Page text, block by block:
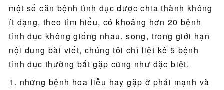
một số căn bệnh tình dục được chia thành không
ít dạng, theo tìm hiểu, có khoảng hơn 20 bệnh
tình dục không giống nhau. song, trong giới hạn
nội dung bài viết, chúng tôi chỉ liệt kê 5 bệnh
tình dục thường bắt gặp cũng như đặc biệt.
1. những bệnh hoa liễu hay gặp ở phái mạnh và